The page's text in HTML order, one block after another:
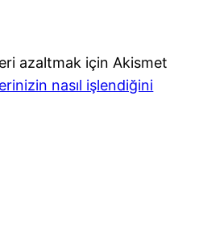
azaltmak için Akismet
nasıl işlendiğini